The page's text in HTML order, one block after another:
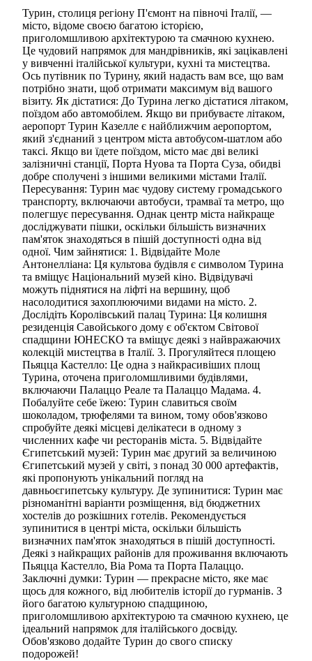
Турин, столиця регіону П'ємонт на півночі Італії, —
місто, відоме своєю багатою історією,
приголомшливою архітектурою та смачною кухнею.
Це чудовий напрямок для мандрівників, які зацікавлені
у вивченні італійської культури, кухні та мистецтва.
Ось путівник по Турину, який надасть вам все, що вам
потрібно знати, щоб отримати максимум від вашого
візиту. Як дістатися: До Турина легко дістатися літаком,
поїздом або автомобілем. Якщо ви прибуваєте літаком,
аеропорт Турин Казелле є найближчим аеропортом,
який з'єднаний з центром міста автобусом-шатлом або
таксі. Якщо ви їдете поїздом, місто має дві великі
залізничні станції, Порта Нуова та Порта Суза, обидві
добре сполучені з іншими великими містами Італії.
Пересування: Турин має чудову систему громадського
транспорту, включаючи автобуси, трамваї та метро, що
полегшує пересування. Однак центр міста найкраще
досліджувати пішки, оскільки більшість визначних
пам'яток знаходяться в пішій доступності одна від
одної. Чим зайнятися: 1. Відвідайте Моле
Антонелліана: Ця культова будівля є символом Турина
та вміщує Національний музей кіно. Відвідувачі
можуть піднятися на ліфті на вершину, щоб
насолодитися захоплюючими видами на місто. 2.
Дослідіть Королівський палац Турина: Ця колишня
резиденція Савойського дому є об'єктом Світової
спадщини ЮНЕСКО та вміщує деякі з найвражаючих
колекцій мистецтва в Італії. 3. Прогуляйтеся площею
Пьяцца Кастелло: Це одна з найкрасивіших площ
Турина, оточена приголомшливими будівлями,
включаючи Палаццо Реале та Палаццо Мадама. 4.
Побалуйте себе їжею: Турин славиться своїм
шоколадом, трюфелями та вином, тому обов'язково
спробуйте деякі місцеві делікатеси в одному з
численних кафе чи ресторанів міста. 5. Відвідайте
Єгипетський музей: Турин має другий за величиною
Єгипетський музей у світі, з понад 30 000 артефактів,
які пропонують унікальний погляд на
давньоєгипетську культуру. Де зупинитися: Турин має
різноманітні варіанти розміщення, від бюджетних
хостелів до розкішних готелів. Рекомендується
зупинитися в центрі міста, оскільки більшість
визначних пам'яток знаходяться в пішій доступності.
Деякі з найкращих районів для проживання включають
Пьяцца Кастелло, Віа Рома та Порта Палаццо.
Заключні думки: Турин — прекрасне місто, яке має
щось для кожного, від любителів історії до гурманів. З
його багатою культурною спадщиною,
приголомшливою архітектурою та смачною кухнею, це
ідеальний напрямок для італійського досвіду.
Обов'язково додайте Турин до свого списку
подорожей!